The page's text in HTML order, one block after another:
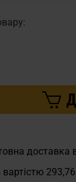
доставка
вартістю